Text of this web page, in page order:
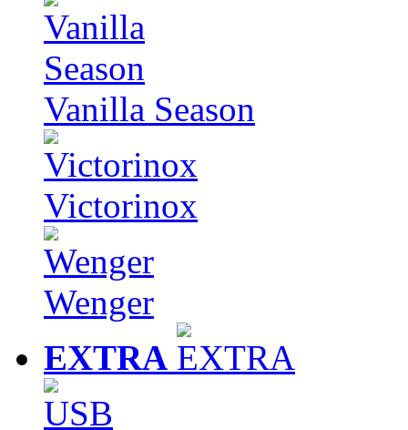
Vanilla Season
Victorinox
Wenger
EXTRA